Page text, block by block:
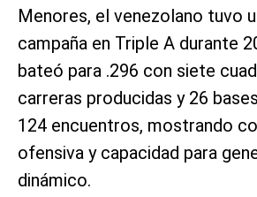
Menores, el venezolano tuvo
campaña en Triple A durante
bateó para .296 con siete
carreras producidas y 26
124 encuentros, mostrando
ofensiva y capacidad para
dinámico.